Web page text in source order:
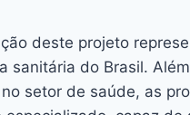
deste projeto
sanitária do Brasil.
setor de saúde, as